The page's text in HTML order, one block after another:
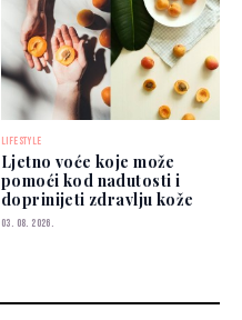
LIFESTYLE
Ljetno voće koje može
pomoći kod nadutosti i
doprinijeti zdravlju kože
03. 08. 2026.